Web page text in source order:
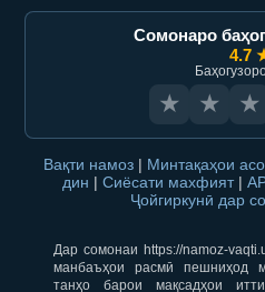
Сомонаро
4.7
★ ★ ★
Вақти намоз | Минтақаҳои
дин | Сиёсати махфият |
Ҷойгиркунӣ дар
Дар сомонаи https://namoz-
манбаъҳои расмӣ пешниҳод
танҳо барои мақсадҳои